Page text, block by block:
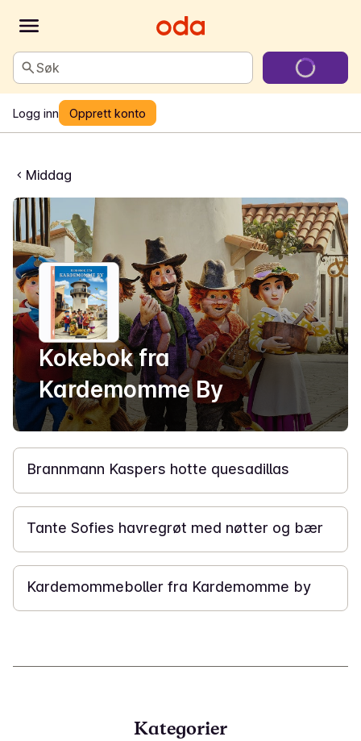
Søk
Logg inn Opprett konto
Middag
Kokebok fra
Kardemomme By
10 min
Brannmann Kaspers hotte quesadillas
5 min
Tante Sofies havregrøt med nøtter og bær
1 t 30 min
Kardemommeboller fra Kardemomme by
Kategorier